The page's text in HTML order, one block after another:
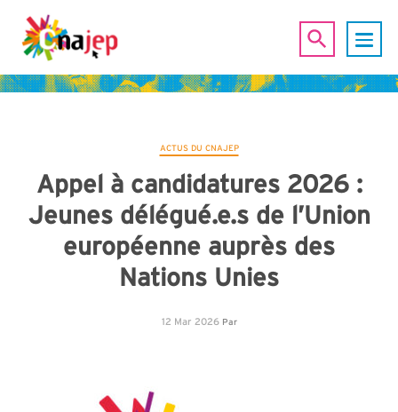
ACTUS DU CNAJEP
Appel à candidatures 2026 :
Jeunes délégué.e.s de l’Union
européenne auprès des
Nations Unies
12 Mar 2026 Par